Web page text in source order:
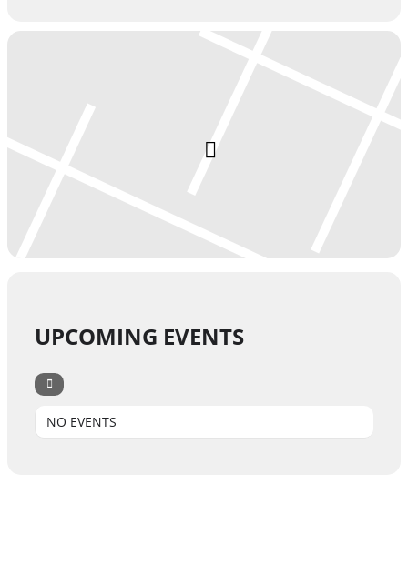
UPCOMING EVENTS
NO EVENTS